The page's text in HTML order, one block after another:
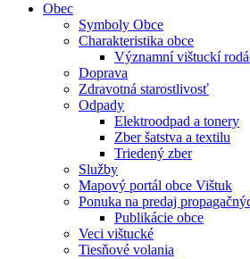
Obec
Symboly Obce
Charakteristika obce
Významní vištuckí
Doprava
Zdravotná starostlivosť
Odpady
Elektroodpad a tonery
Zber šatstva a textilu
Triedený zber
Služby
Mapový portál obce Vištuk
Ponuka na predaj
Publikácie obce
Veci vištucké
Tiesňové volania